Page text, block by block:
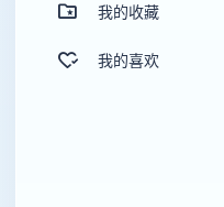
我的收藏
我的喜欢